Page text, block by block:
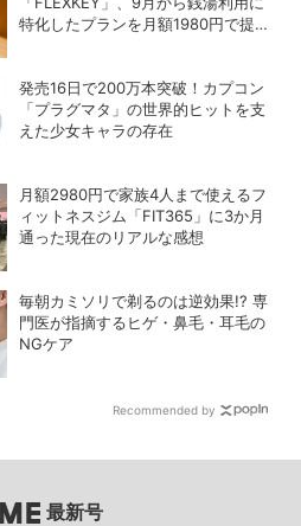
特化したプランを月額1980円で提供
発売16日で200万本突破！カプコン
「プラグマタ」の世界的ヒットを支
えた少女キャラの存在
月額2980円で家族4人まで使えるフ
ィットネスジム「FIT365」に3か月
通った現在のリアルな感想
毎朝カミソリで剃るのは逆効果!? 専
門医が指摘するヒゲ・鼻毛・耳毛の
NGケア
Recommended by
最新号